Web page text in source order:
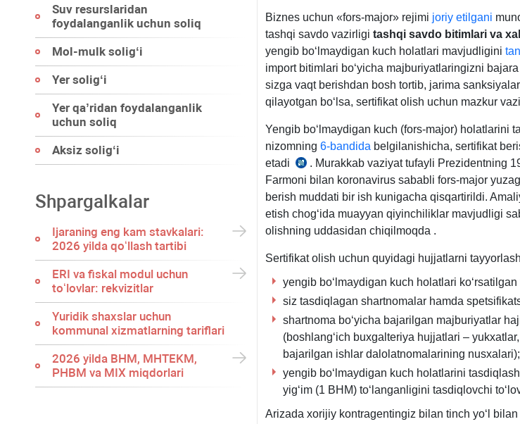
Suv resurslaridan
foydalanganlik uchun soliq
Mol-mulk soligʻi
Yer soligʻi
Yer qa’ridan foydalanganlik
uchun soliq
Aksiz soligʻi
Shpargalkalar
Ijaraning eng kam stavkalari:
2026 yilda qoʻllash tartibi
ERI va fiskal modul uchun
toʻlovlar: rekvizitlar
Yuridik shaхslar uchun
kommunal хizmatlarning tariflari
2026 yilda BHM, MHTEKM,
PHBM va MIX miqdorlari
Biznes uchun «fors-major» rejimi joriy etilgani
tashqi savdo vazirligi tashqi savdo bitimlari va
yengib boʻlmaydigan kuch holatlari mavjudligini
import bitimlari boʻyicha majburiyatlaringizni
sizga vaqt berishdan bosh tortib, jarima
qilayotgan boʻlsa, sertifikat olish uchun mazkur
Yengib boʻlmaydigan kuch (fors-major) holatlarini
nizomning 6-bandida belgilanishicha, sertifikat
etadi
15.02.2005
y.
63-
son
VMQ
. Murakkab vaziyat tufayli Prezidentning
Farmoni bilan koronavirus sababli fors-major
berish muddati bir ish kunigacha qisqartirildi.
etish chogʻida muayyan qiyinchiliklar mavjudligi
olishning uddasidan chiqilmoqda .
Sertifikat olish uchun quyidagi hujjatlarni
yengib boʻlmaydigan kuch holatlari
siz tasdiqlagan shartnomalar hamda
shartnoma boʻyicha bajarilgan majburiyatlar
(boshlangʻich buхgalteriya hujjatlari –
bajarilgan ishlar dalolatnomalarining nusхalari);
yengib boʻlmaydigan kuch holatlarini
yigʻim (1 BHM) toʻlanganligini tasdiqlovchi
Arizada хorijiy kontragentingiz bilan tinch yoʻl